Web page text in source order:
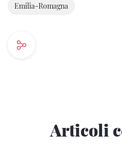
Emilia-Romagna
Articoli